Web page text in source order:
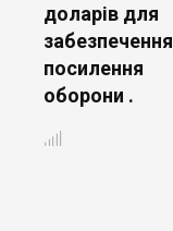
доларів для
забезпечення
посилення
оборони .